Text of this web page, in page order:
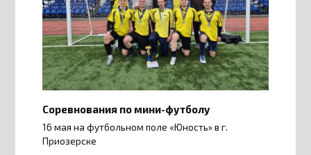
Соревнования по мини-футболу
16 мая на футбольном поле «Юность» в г.
Приозерске